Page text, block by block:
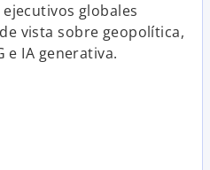
globales
vista sobre geopolítica,
e IA generativa.